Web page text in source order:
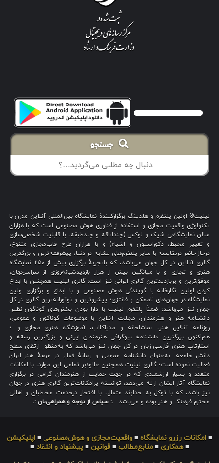
جستجو
لیلیت® اولین پلتفرم و هلدینگ برگزارکنندهٔ نمایشگاه بین‌المللی آنلاین مدرن با
تکنولوژی واقعیت مجازی و استفاده از فناوری هوش مصنوعی است که با هزاران
سالن نمایشگاهی شیک و لوکس (چنداتاقه و چندطبقه، با قابلیت شخصی‌سازی
و تغییر محیط، دکوراسیون و اشیاء) و با هزاران طرح قاب‌مجازی متنوع،
درحال‌حاضر درمقایسه با سایر پلتفرم‌های مشابه در دنیا، پیشرفته‌ترین و بزرگترین
گالری آنلاین در کل جهان می‌باشد، که باتجربهٔ برگزاری بیش از ۲۵۰ نمایشگاه
هنری و تجاری و با میانگین بیش از هزار بازدیدشبانه‌روزی از سراسرجهان،
موفق‌ترین و پربازدیدترین گالری ایرانی نیز است؛ گالری لیلیت همچنین با ابداع
کردن اولین نگارخانه با گویندگی هوش مصنوعی و با ابداع و برگزاری اولین
نمایشگاه در جهان‌های ناممکن و فانتزی؛ پیشروترین و نوآورانه‌ترین گالری در کل
جهان نیز می‌باشد؛ ضمناً پلتفرم لیلیت با دارا بودن بخش‌های گوناگون نظیر:
دانشنامه هنر و هنرمندان، مجلات آنلاین با موضوعات گوناگون و عمومی،
روزنامه آنلاین هنر، تماشاخانه و مدیاکلاب، آموزشگاه هنری مجازی و…؛
هم‌اکنون بزرگترین دانشنامه بیوگرافی هنرمندان ایرانی و بزرگترین رسانه و
استارتاپ هنری فارسی زبان در کل جهان نیز می‌باشد که به‌منظور ارتقای سطح
دانش جامعه، به‌عنوان دانشنامه عمومی و رسانهٔ فعال در عرصهٔ هنر ایران
فعالیت نموده است؛ گالری لیلیت همچنین علاوه‌بر تمامی این موارد، با امکانات
متعدد و بسیار ارزشمندی که در جهت حمایت از هنرمندان گرامی در برگزاری
نمایشگاه آثار ایشان ارائه می‌دهد، توانسته پرامکانات‌ترین گالری هنری در جهان
نیز باشد، که با توکل به خداوند متعال، با افتخار درخدمت مخاطبان و اهالی
محترم فرهنگ و هنر بوده و می‌باشد. .: سپاس از توجه و همراهی‌تان :.
≡ امکانات رزرو نمایشگاه ≡ واقعیت‌مجازی و هوش‌مصنوعی ≡ اپلیکیشن
≡همکاری ≡منابع‌مطالب ≡قوانین ≡پیشنهاد و انتقاد ≡